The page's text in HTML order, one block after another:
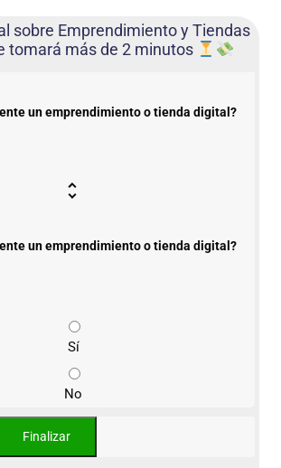
sobre Emprendimiento y Tiendas
tomará más de 2 minutos
un emprendimiento o tienda digital?
un emprendimiento o tienda digital?
Sí
No